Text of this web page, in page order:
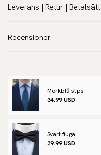
Mönster: Enfärgat
Garanti: 5 år
Artikelnummer:
Leverans | Retur | Betalsätt
Fraktkostnad
beroende på antal produkter.
Betalsätt:
Walley företagsfaktura.
Recensioner
Mörkblå slips
34.99 USD
Svart fluga
39.99 USD